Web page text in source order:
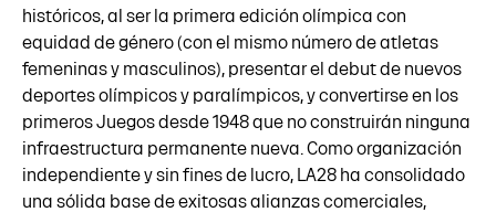
históricos, al ser la primera edición olímpica con
equidad de género (con el mismo número de atletas
femeninas y masculinos), presentar el debut de nuevos
deportes olímpicos y paralímpicos, y convertirse en los
primeros Juegos desde 1948 que no construirán ninguna
infraestructura permanente nueva. Como organización
independiente y sin fines de lucro, LA28 ha consolidado
una sólida base de exitosas alianzas comerciales,